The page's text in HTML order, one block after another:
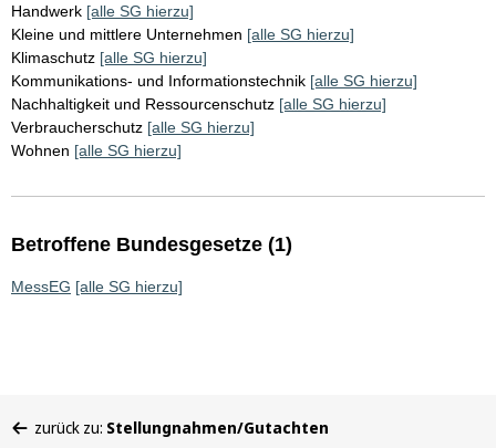
Handwerk [alle SG hierzu]
Kleine und mittlere Unternehmen [alle SG hierzu]
Klimaschutz [alle SG hierzu]
Kommunikations- und Informationstechnik [alle SG hierzu]
Nachhaltigkeit und Ressourcenschutz [alle SG hierzu]
Verbraucherschutz [alle SG hierzu]
Wohnen [alle SG hierzu]
Betroffene Bundesgesetze (1)
MessEG [alle SG hierzu]
befinden
zurück zu: Stellungnahmen/Gutachten